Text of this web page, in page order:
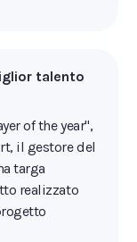
talento
of the year",
il gestore del
targa
realizzato